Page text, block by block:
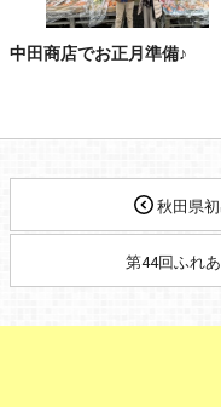
中田商店でお正月準備♪
秋田県初
第44回ふれ